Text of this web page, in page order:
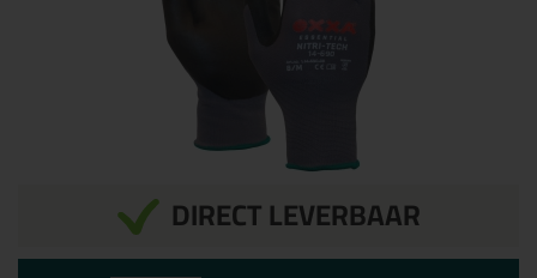
DIRECT LEVERBAAR